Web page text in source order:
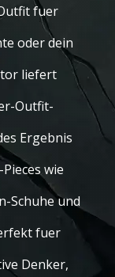
fuer
oder dein
liefert
Outfit-
Ergebnis
wie
Schuhe und
fuer
Denker,